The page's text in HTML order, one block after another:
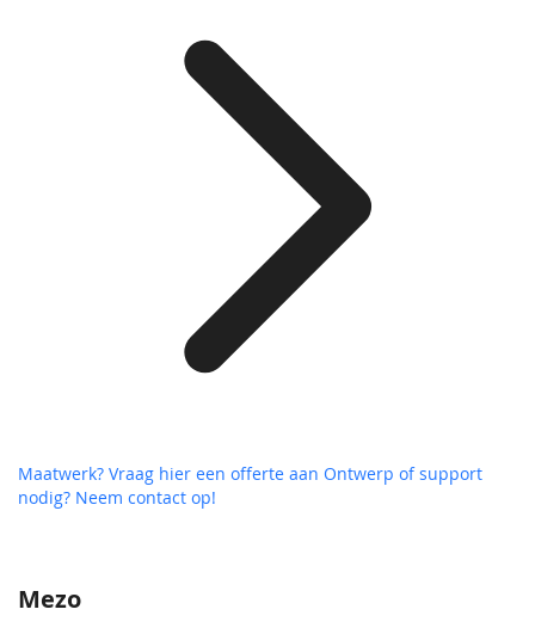
Mezo
Maatwerk? Vraag hier een offerte aan Ontwerp of support
nodig? Neem contact op!